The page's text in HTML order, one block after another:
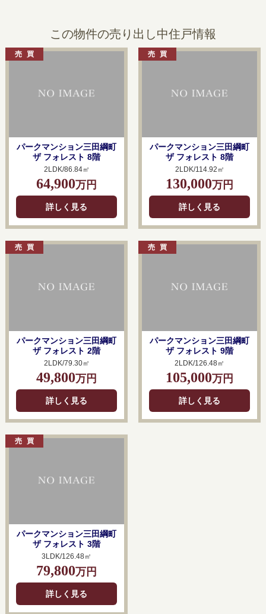
この物件の売り出し中住戸情報
パークマンション三田綱町
ザ フォレスト 8階
2LDK/86.84㎡
64,900万円
詳しく見る
パークマンション三田綱町
ザ フォレスト 8階
2LDK/114.92㎡
130,000万円
詳しく見る
パークマンション三田綱町
ザ フォレスト 2階
2LDK/79.30㎡
49,800万円
詳しく見る
パークマンション三田綱町
ザ フォレスト 9階
2LDK/126.48㎡
105,000万円
詳しく見る
パークマンション三田綱町
ザ フォレスト 3階
3LDK/126.48㎡
79,800万円
詳しく見る